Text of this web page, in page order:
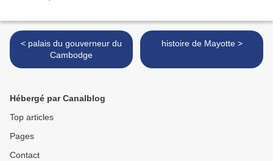
< palais du gouverneur du
Cambodge
histoire de Mayotte >
Hébergé par Canalblog
Top articles
Pages
Contact